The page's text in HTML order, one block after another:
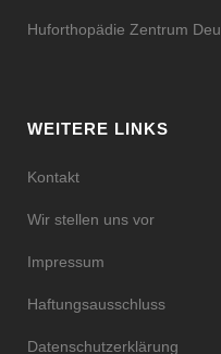
Huforthopädie Zentrum
WEITERE LINKS
Kontakt
Wir stellen uns vor
Impressum
Haftungsausschluss
Datenschutzerklärung